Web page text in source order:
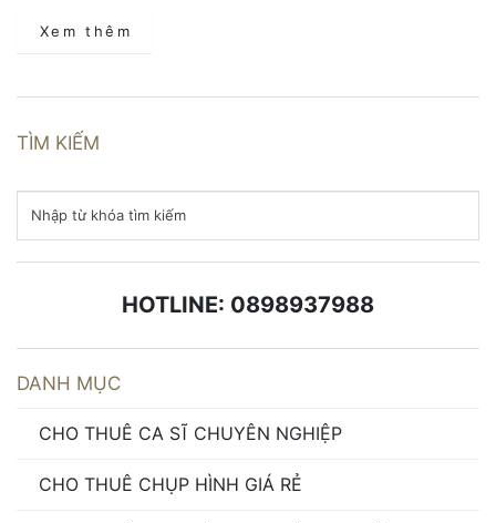
Xem thêm
TÌM KIẾM
HOTLINE: 0898937988
DANH MỤC
CHO THUÊ CA SĨ CHUYÊN NGHIỆP
CHO THUÊ CHỤP HÌNH GIÁ RẺ